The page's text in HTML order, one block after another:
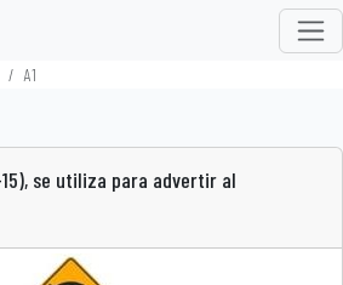
A1
se utiliza para advertir al